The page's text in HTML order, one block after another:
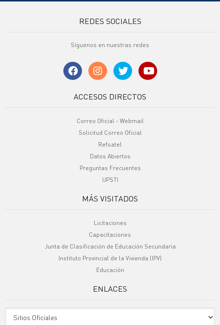
REDES SOCIALES
Síguenos en nuestras redes
ACCESOS DIRECTOS
Correo Oficial - Webmail
Solicitud Correo Oficial
Refsatel
Datos Abiertos
Preguntas Frecuentes
UPSTI
MÁS VISITADOS
Licitaciones
Capacitaciones
Junta de Clasificación de Educación Secundaria
Instituto Provincial de la Vivienda (IPV)
Educación
ENLACES